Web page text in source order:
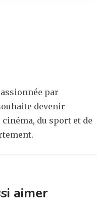
par
devenir
du sport et de
aimer